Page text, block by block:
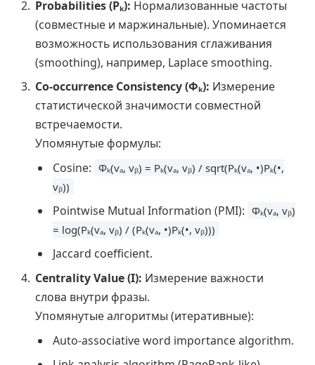
Probabilities (Pₖ): Нормализованные частоты
(совместные и маржинальные). Упоминается
возможность использования сглаживания
(smoothing), например, Laplace smoothing.
Co-occurrence Consistency (Φₖ): Измерение
статистической значимости совместной
встречаемости.
Упомянутые формулы:
Cosine: Φₖ(vₐ, vᵦ) = Pₖ(vₐ, vᵦ) / sqrt(Pₖ(vₐ, •)Pₖ(•,
vᵦ))
Pointwise Mutual Information (PMI): Φₖ(vₐ, vᵦ)
= log(Pₖ(vₐ, vᵦ) / (Pₖ(vₐ, •)Pₖ(•, vᵦ)))
Jaccard coefficient.
Centrality Value (I): Измерение важности
слова внутри фразы.
Упомянутые алгоритмы (итеративные):
Auto-associative word importance algorithm.